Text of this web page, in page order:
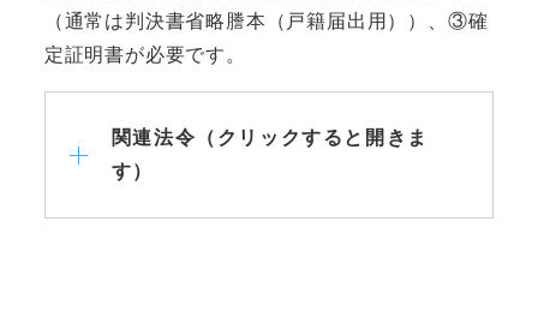
（通常は判決書省略謄本（戸籍届出用））、③確
定証明書が必要です。
関連法令（クリックすると開きま
す）